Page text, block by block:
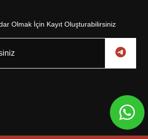
Olmak İçin Kayıt Oluşturabilirsiniz